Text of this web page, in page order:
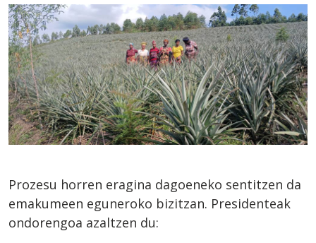
Prozesu horren eragina dagoeneko sentitzen da
emakumeen eguneroko bizitzan. Presidenteak
ondorengoa azaltzen du: